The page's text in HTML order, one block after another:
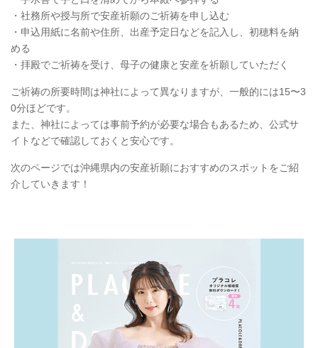
・社務所や授与所で安産祈願のご祈祷を申し込む
・申込用紙に名前や住所、出産予定日などを記入し、初穂料を納
める
・拝殿でご祈祷を受け、母子の健康と安産を祈願していただく
ご祈祷の所要時間は神社によって異なりますが、一般的には15〜3
0分ほどです。
また、神社によっては事前予約が必要な場合もあるため、公式サ
イトなどで確認しておくと安心です。
次のページでは沖縄県内の安産祈願におすすめのスポットをご紹
介していきます！